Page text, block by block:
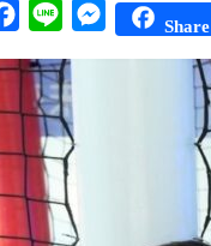
Facebook
Line Messenger
Share